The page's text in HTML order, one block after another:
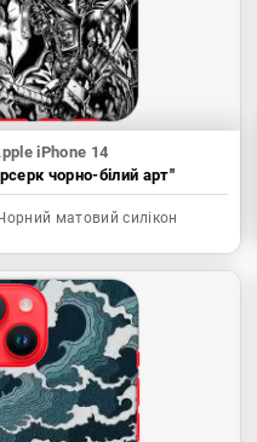
iPhone 14
чорно-білий арт"
матовий силікон